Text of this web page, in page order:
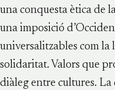
una conquesta ètica de
una imposició
universalitzables com
solidaritat. Valors que
diàleg entre cultures. La